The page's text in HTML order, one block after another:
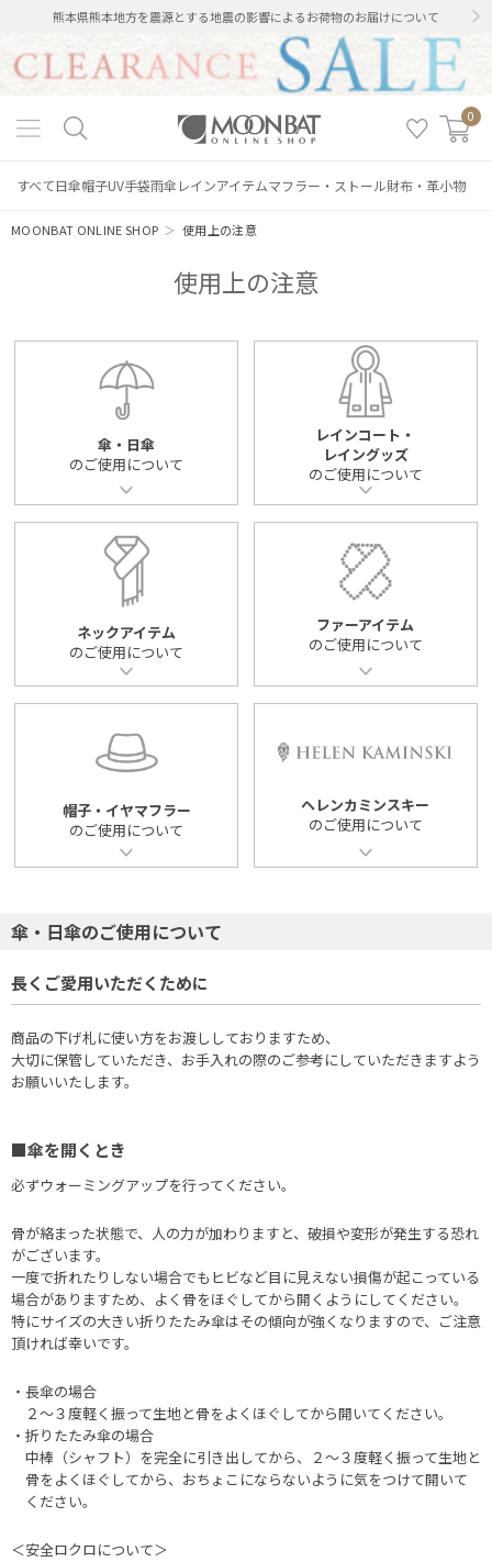
熊本県熊本地方を震源とする地震の影響によるお荷物のお届けについて
0
すべて日傘帽子UV手袋雨傘 レインアイテムマフラー・ストール財布・革小物
MOONBAT ONLINE SHOP ＞使用上の注意
使用上の注意
傘・日傘
のご使用について
レインコート・
レイングッズ
のご使用について
ネックアイテム
のご使用について
ファーアイテム
のご使用について
帽子・イヤマフラー
のご使用について
ヘレンカミンスキー
のご使用について
傘・日傘のご使用について
長くご愛用いただくために
商品の下げ札に使い方をお渡ししておりますため、
大切に保管していただき、お手入れの際のご参考にしていただきますよう
お願いいたします。
■傘を開くとき
必ずウォーミングアップを行ってください。
骨が絡まった状態で、人の力が加わりますと、破損や変形が発生する恐れ
がございます。
一度で折れたりしない場合でもヒビなど目に見えない損傷が起こっている
場合がありますため、よく骨をほぐしてから開くようにしてください。
特にサイズの大きい折りたたみ傘はその傾向が強くなりますので、ご注意
頂ければ幸いです。
・長傘の場合
２〜３度軽く振って生地と骨をよくほぐしてから開いてください。
・折りたたみ傘の場合
中棒（シャフト）を完全に引き出してから、２〜３度軽く振って生地と
骨をよくほぐしてから、おちょこにならないように気をつけて開いて
ください。
＜安全ロクロについて＞